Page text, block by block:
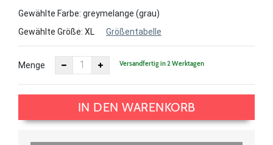
Gewählte Farbe: greymelange (grau)
Gewählte Größe: XL Größentabelle
Menge Versandfertig in 2 Werktagen
IN DEN WARENKORB